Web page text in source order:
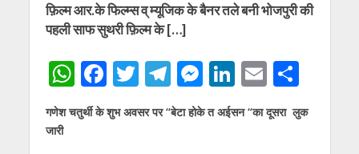
फ़िल्म आर.के फिल्म्स व् म्यूजिक के बैनर तले बनी भोजपुरी की
पहली साफ सुथरी फ़िल्म के […]
W
h
at
F
ac
e
T
w
itt
T
el
e
M
e
ss
Li
n
k
E
m
ai
S
h
ar
गणेश चतुर्थी के शुभ अवसर पर “बेटा होके त अईसन “का दूसरा लुक
जारी